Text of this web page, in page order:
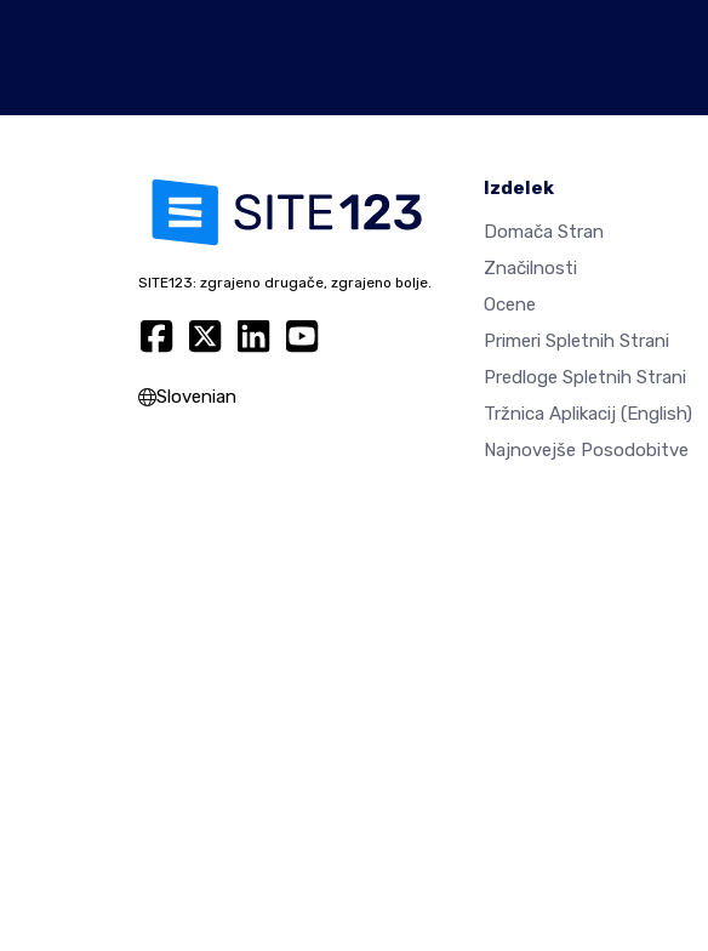
SITE123: zgrajeno drugače, zgrajeno bolje.
Slovenian
Izdelek
Domača Stran
Značilnosti
Ocene
Primeri Spletnih Strani
Predloge Spletnih Strani
Tržnica Aplikacij (English)
Najnovejše Posodobitve